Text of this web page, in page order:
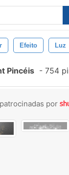
Efeito Luz
Pincéis - 754
por